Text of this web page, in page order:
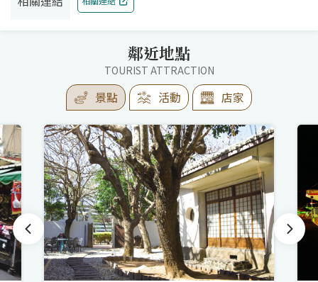
鄰近地點
TOURIST ATTRACTION
景點 活動 店家